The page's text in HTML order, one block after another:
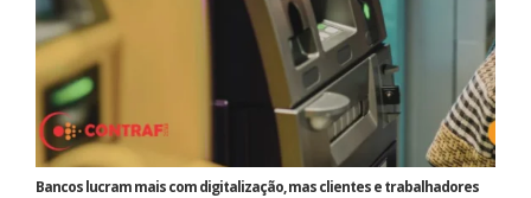
Bancos lucram mais com digitalização, mas clientes e trabalhadores